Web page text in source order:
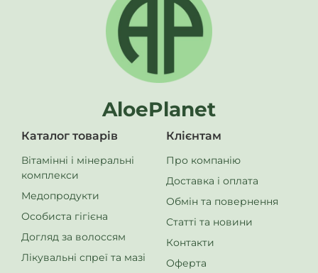
препаратів чи наявності будь-яких захворювань слід
проконсультуватися з лікарем перед вживанням харчових
добавок. У разі виникнення побічних реакцій припиніть
використання та проконсультуйтеся з лікарем. Зберігати у
недоступному для дітей місці. Не використовувати, якщо
зовнішня захисна мембрана відсутня чи пошкоджена.
вигляд упаковки. Ми намагаємося стежити за змінами, але
повідомте нам про це в листі або коментарі до товару.
Дякуємо!
****БАД не є лікарським засобом!
AloePlanet
Каталог товарів
Вітамінні і мінеральні
комплекси
Медопродукти
Особиста гігієна
Догляд за волоссям
Лікувальні спреї та мазі
Клієнтам
Про компанію
Доставка і оплата
Обмін та повернення
Статті та новини
Контакти
Оферта